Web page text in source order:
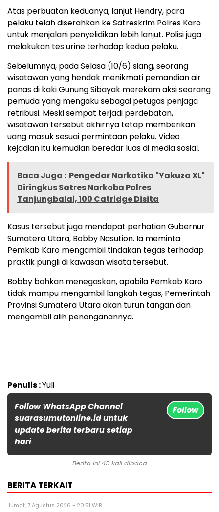
Atas perbuatan keduanya, lanjut Hendry, para
pelaku telah diserahkan ke Satreskrim Polres Karo
untuk menjalani penyelidikan lebih lanjut. Polisi juga
melakukan tes urine terhadap kedua pelaku.
Sebelumnya, pada Selasa (10/6) siang, seorang
wisatawan yang hendak menikmati pemandian air
panas di kaki Gunung Sibayak merekam aksi seorang
pemuda yang mengaku sebagai petugas penjaga
retribusi. Meski sempat terjadi perdebatan,
wisatawan tersebut akhirnya tetap memberikan
uang masuk sesuai permintaan pelaku. Video
kejadian itu kemudian beredar luas di media sosial.
Baca Juga : Pengedar Narkotika "Yakuza XL"
Diringkus Satres Narkoba Polres
Tanjungbalai, 100 Catridge Disita
Kasus tersebut juga mendapat perhatian Gubernur
Sumatera Utara, Bobby Nasution. Ia meminta
Pemkab Karo mengambil tindakan tegas terhadap
praktik pungli di kawasan wisata tersebut.
Bobby bahkan menegaskan, apabila Pemkab Karo
tidak mampu mengambil langkah tegas, Pemerintah
Provinsi Sumatera Utara akan turun tangan dan
mengambil alih penanganannya.
Penulis :Yuli
Follow WhatsApp Channel
suarasumutonline.id untuk
update berita terbaru setiap
hari
Follow
Berita ini 45 kali dibaca
BERITA TERKAIT
Jumat, 7 Agustus 2026 - 20:51 WIB